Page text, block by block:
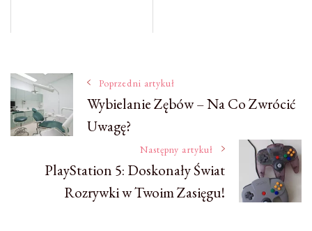
Nawigacja
wpisu
Poprzedni artykuł
Wybielanie Zębów – Na Co Zwrócić
Uwagę?
Następny artykuł
PlayStation 5: Doskonały Świat
Rozrywki w Twoim Zasięgu!